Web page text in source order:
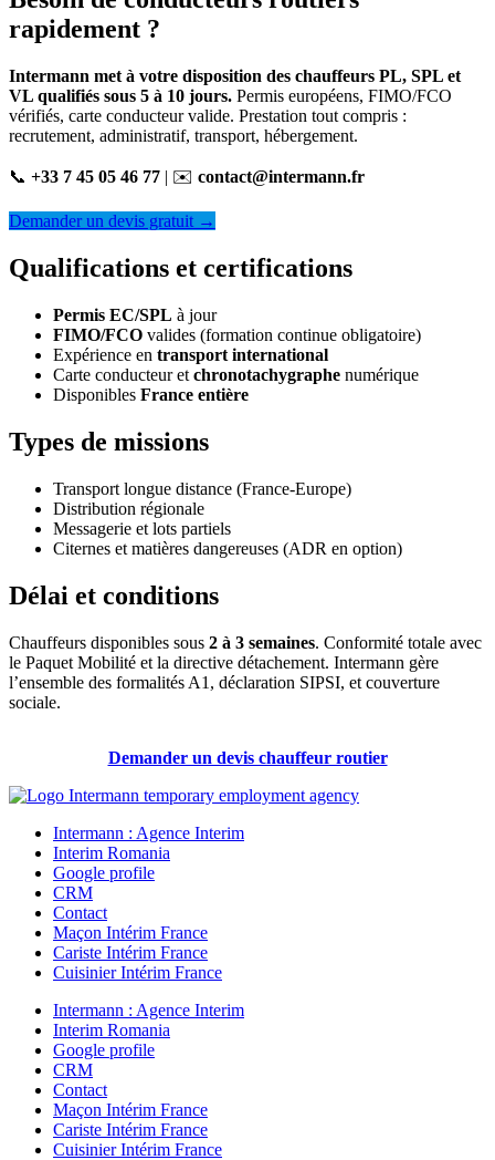
rapidement ?
Intermann met à votre disposition des chauffeurs PL, SPL et
VL qualifiés sous 5 à 10 jours. Permis européens, FIMO/FCO
vérifiés, carte conducteur valide. Prestation tout compris :
recrutement, administratif, transport, hébergement.
📞 +33 7 45 05 46 77 | ✉️ contact@intermann.fr
Demander un devis gratuit →
Qualifications et certifications
Permis EC/SPL à jour
FIMO/FCO valides (formation continue obligatoire)
Expérience en transport international
Carte conducteur et chronotachygraphe numérique
Disponibles France entière
Types de missions
Transport longue distance (France-Europe)
Distribution régionale
Messagerie et lots partiels
Citernes et matières dangereuses (ADR en option)
Délai et conditions
Chauffeurs disponibles sous 2 à 3 semaines. Conformité totale avec
le Paquet Mobilité et la directive détachement. Intermann gère
l’ensemble des formalités A1, déclaration SIPSI, et couverture
sociale.
Demander un devis chauffeur routier
Intermann : Agence Interim
Interim Romania
Google profile
CRM
Contact
Maçon Intérim France
Cariste Intérim France
Cuisinier Intérim France
Intermann : Agence Interim
Interim Romania
Google profile
CRM
Contact
Maçon Intérim France
Cariste Intérim France
Cuisinier Intérim France